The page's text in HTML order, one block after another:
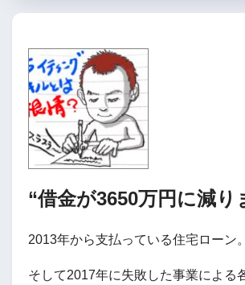
“借金が3650万円に減り
2013年から支払っている住宅ローン。
そして2017年に失敗した事業による